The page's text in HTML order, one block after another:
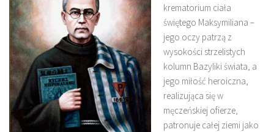
krematorium ciała
świętego Maksymiliana –
jego oczy patrzą z
wysokości strzelistych
kolumn Bazyliki świata, a
jego miłość heroiczna,
realizująca się w
męczeńskiej ofierze,
patronuje całej ziemi jako